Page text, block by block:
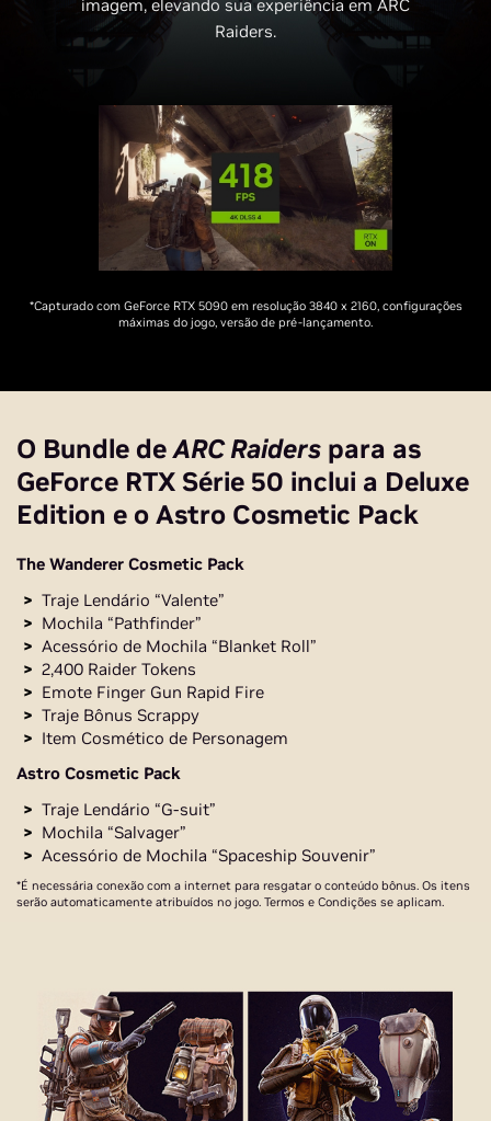
imagem, elevando sua experiência em ARC
Raiders.
*Capturado com GeForce RTX 5090 em resolução 3840 x 2160, configurações
máximas do jogo, versão de pré-lançamento.
O Bundle deARC Raiders para as
GeForce RTX Série 50 inclui a Deluxe
Edition e o Astro Cosmetic Pack
The Wanderer Cosmetic Pack
Traje Lendário “Valente”
Mochila “Pathfinder”
Acessório de Mochila “Blanket Roll”
2,400 Raider Tokens
Emote Finger Gun Rapid Fire
Traje Bônus Scrappy
Item Cosmético de Personagem
Astro Cosmetic Pack
Traje Lendário “G-suit”
Mochila “Salvager”
Acessório de Mochila “Spaceship Souvenir”
*É necessária conexão com a internet para resgatar o conteúdo bônus. Os itens
serão automaticamente atribuídos no jogo. Termos e Condições se aplicam.